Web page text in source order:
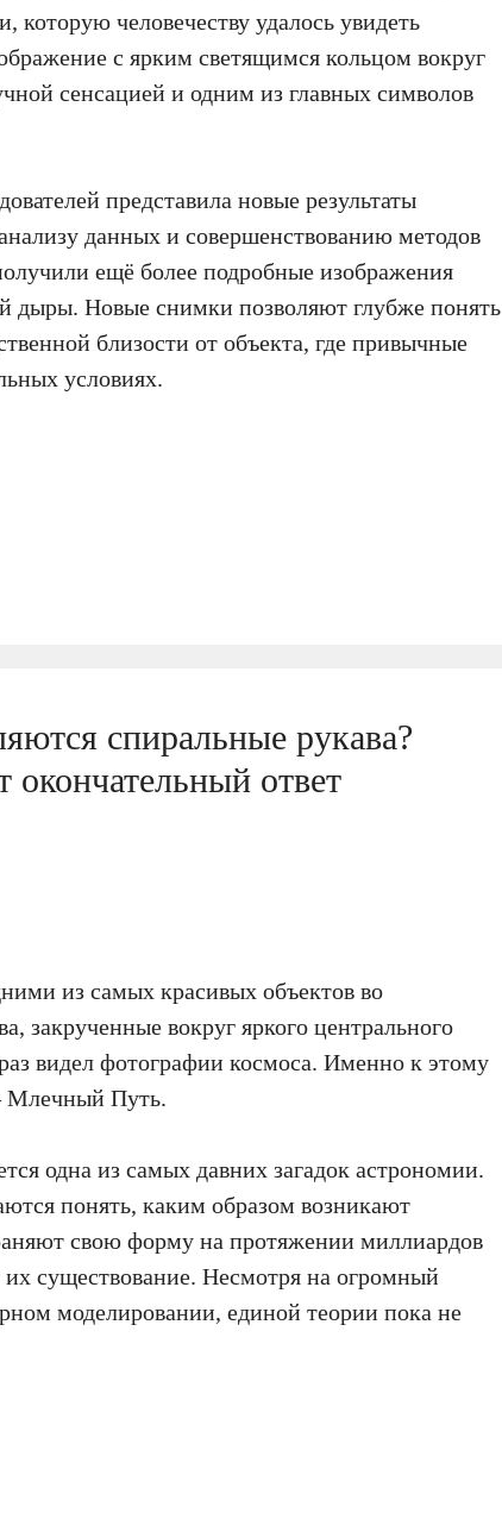
которую человечеству удалось увидеть
с ярким светящимся кольцом вокруг
сенсацией и одним из главных символов
представила новые результаты
данных и совершенствованию методов
ещё более подробные изображения
дыры. Новые снимки позволяют глубже понять
близости от объекта, где привычные
условиях.
спиральные рукава?
ответ
из самых красивых объектов во
закрученные вокруг яркого центрального
видел фотографии космоса. Именно к этому
Млечный Путь.
одна из самых давних загадок астрономии.
понять, каким образом возникают
свою форму на протяжении миллиардов
существование. Несмотря на огромный
моделировании, единой теории пока не